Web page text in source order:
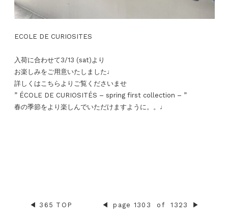
ECOLE DE CURIOSITES
入荷に合わせて3/13 (sat)より
お楽しみをご用意いたしました♩
詳しくはこちらよりご覧くださいませ
” ÉCOLE DE CURIOSITÉS – spring first collection – ”
春の季節をより楽しんでいただけますように。。♩
◀︎ 365 TOP ◀︎ page 1303 of 1323 ▶︎